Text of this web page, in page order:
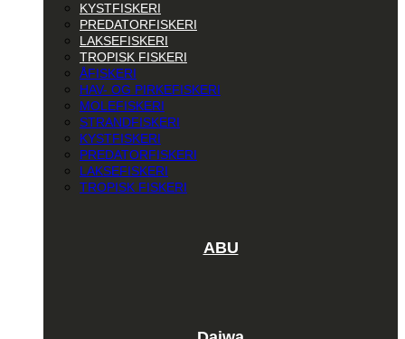
KYSTFISKERI
PREDATORFISKERI
LAKSEFISKERI
TROPISK FISKERI
ÅFISKERI
HAV- OG PIRKEFISKERI
MOLEFISKERI
STRANDFISKERI
KYSTFISKERI
PREDATORFISKERI
LAKSEFISKERI
TROPISK FISKERI
ABU